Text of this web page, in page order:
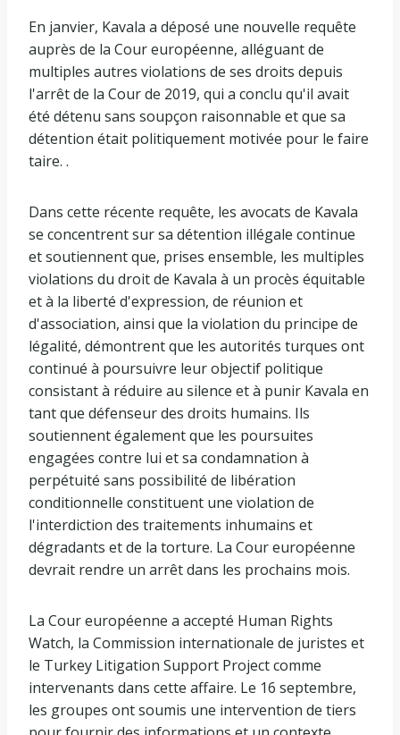
En janvier, Kavala a déposé une nouvelle requête
auprès de la Cour européenne, alléguant de
multiples autres violations de ses droits depuis
l'arrêt de la Cour de 2019, qui a conclu qu'il avait
été détenu sans soupçon raisonnable et que sa
détention était politiquement motivée pour le faire
taire. .
Dans cette récente requête, les avocats de Kavala
se concentrent sur sa détention illégale continue
et soutiennent que, prises ensemble, les multiples
violations du droit de Kavala à un procès équitable
et à la liberté d'expression, de réunion et
d'association, ainsi que la violation du principe de
légalité, démontrent que les autorités turques ont
continué à poursuivre leur objectif politique
consistant à réduire au silence et à punir Kavala en
tant que défenseur des droits humains. Ils
soutiennent également que les poursuites
engagées contre lui et sa condamnation à
perpétuité sans possibilité de libération
conditionnelle constituent une violation de
l'interdiction des traitements inhumains et
dégradants et de la torture. La Cour européenne
devrait rendre un arrêt dans les prochains mois.
La Cour européenne a accepté Human Rights
Watch, la Commission internationale de juristes et
le Turkey Litigation Support Project comme
intervenants dans cette affaire. Le 16 septembre,
les groupes ont soumis une intervention de tiers